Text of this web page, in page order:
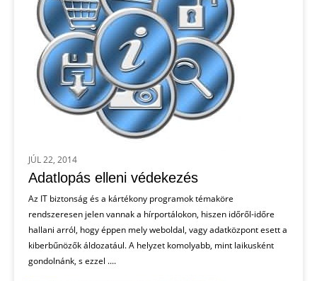
JÚL 22, 2014
Adatlopás elleni védekezés
Az IT biztonság és a kártékony programok témaköre
rendszeresen jelen vannak a hírportálokon, hiszen időről-időre
hallani arról, hogy éppen mely weboldal, vagy adatközpont esett a
kiberbűnözők áldozatául. A helyzet komolyabb, mint laikusként
gondolnánk, s ezzel ....